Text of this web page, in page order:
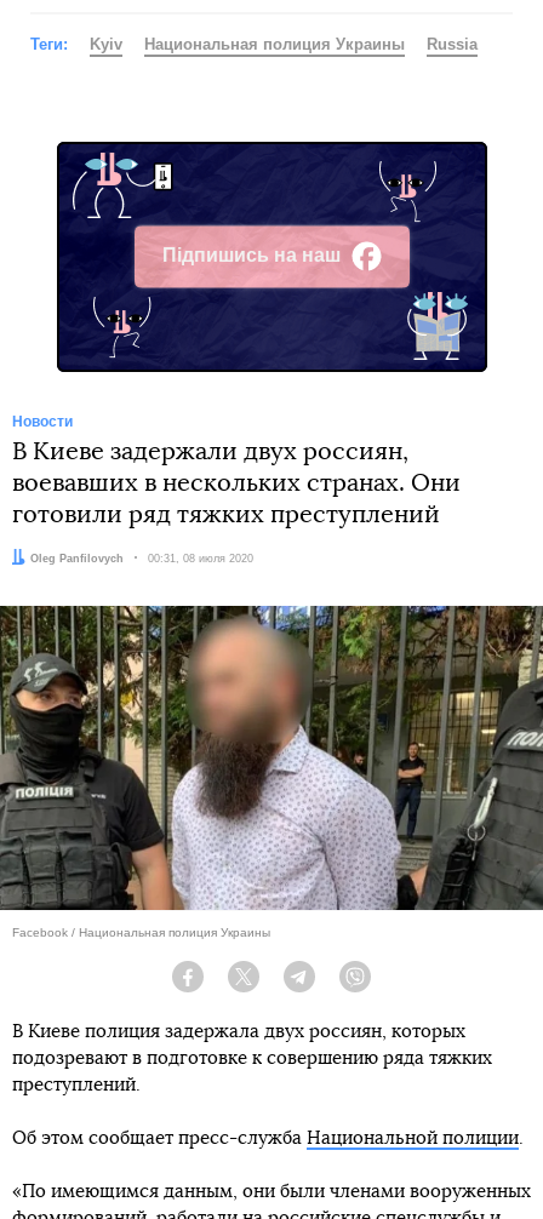
Теги: Kyiv Национальная полиция Украины Russia
Підпишись на наш
Facebook
Новости
В Киеве задержали двух россиян,
воевавших в нескольких странах. Они
готовили ряд тяжких преступлений
Автор:
Oleg Panfilovych Дата:
00:31, 08 июля 2020
Facebook / Национальная полиция Украины
Facebook Twitter Telegram
В Киеве полиция задержала двух россиян, которых
подозревают в подготовке к совершению ряда тяжких
преступлений.
Об этом сообщает пресс-служба Национальной полиции
«По имеющимся данным, они были членами вооруженных